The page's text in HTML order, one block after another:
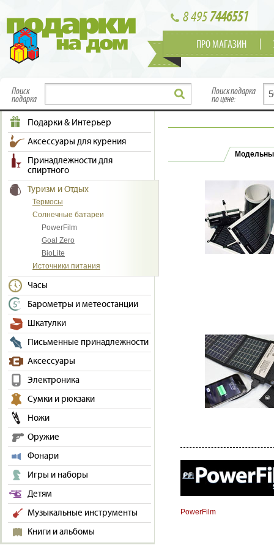
8 4957446551
ПРО МАГАЗИН
Поиск
подарка
Поиск подарка
по цене:
Подарки & Интерьер
Аксессуары для курения
Принадлежности для
спиртного
Туризм и Отдых
Термосы
Солнечные батареи
PowerFilm
Goal Zero
BioLite
Источники питания
Часы
Барометры и метеостанции
Шкатулки
Письменные принадлежности
Аксессуары
Электроника
Сумки и рюкзаки
Ножи
Оружие
Фонари
Игры и наборы
Детям
Музыкальные инструменты
Книги и альбомы
PowerFilm